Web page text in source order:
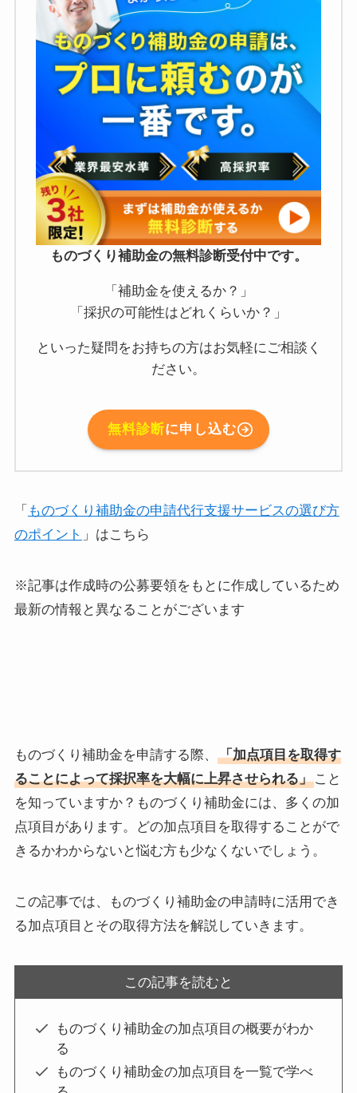
ものづくり補助金の無料診断受付中です。
「補助金を使えるか？」
「採択の可能性はどれくらいか？」
といった疑問をお持ちの方はお気軽にご相談く
ださい。
無料診断に申し込む
「 ものづくり補助金の申請代行支援サービスの選び方
のポイント 」はこちら
※記事は作成時の公募要領をもとに作成しているため
最新の情報と異なることがございます
ものづくり補助金を申請する際、
「加点項目を取得す
ることによって採択率を大幅に上昇させられる」こと
を知っていますか？ものづくり補助金には、多くの加
点項目があります。どの加点項目を取得することがで
きるかわからないと悩む方も少なくないでしょう。
この記事では、ものづくり補助金の申請時に活用でき
る加点項目とその取得方法を解説していきます。
この記事を読むと
ものづくり補助金の加点項目の概要がわか
る
ものづくり補助金の加点項目を一覧で学べ